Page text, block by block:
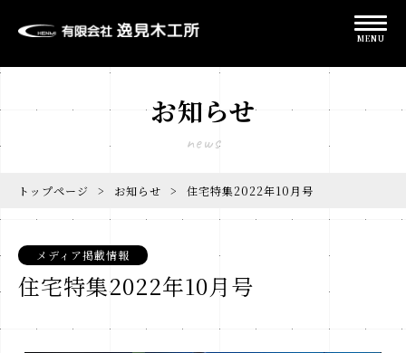
MENU
お知らせ
news
トップページ > お知らせ > 住宅特集2022年10月号
メディア掲載情報
住宅特集2022年10月号